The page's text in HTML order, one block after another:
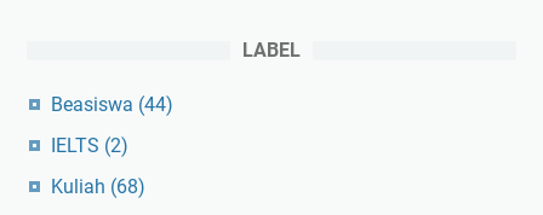
LABEL
Beasiswa (44)
IELTS (2)
Kuliah (68)